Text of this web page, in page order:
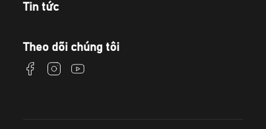
Tin tức
Theo dõi chúng tôi